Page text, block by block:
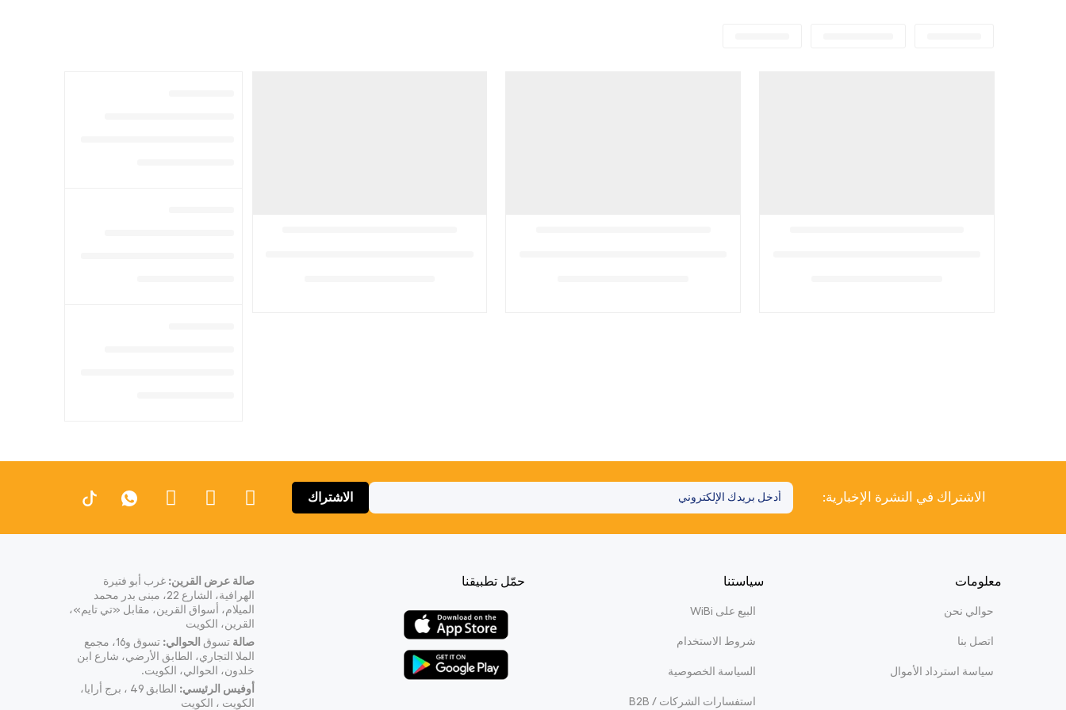
الاشتراك في النشرة الإخبارية: الاشتراك
معلومات
حوالي نحن
اتصل بنا
سياسة استرداد الأموال
سياستنا
البيع على WiBi
شروط الاستخدام
السياسة الخصوصية
استفسارات الشركات / B2B
حمّل تطبيقنا صالة عرض القرين: غرب أبو فتيرة
الهرافية، الشارع 22، مبنى بدر محمد
الميلام، أسواق القرين، مقابل «تي تايم»،
القرين، الكويت
صالة تسوق الحوالي:
تسوق و16، مجمع
الملا التجاري، الطابق الأرضي، شارع ابن
خلدون، الحوالي، الكويت.
أوفيس الرئيسي:
الطابق 49 ، برج أرايا،
الكويت ، الكويت